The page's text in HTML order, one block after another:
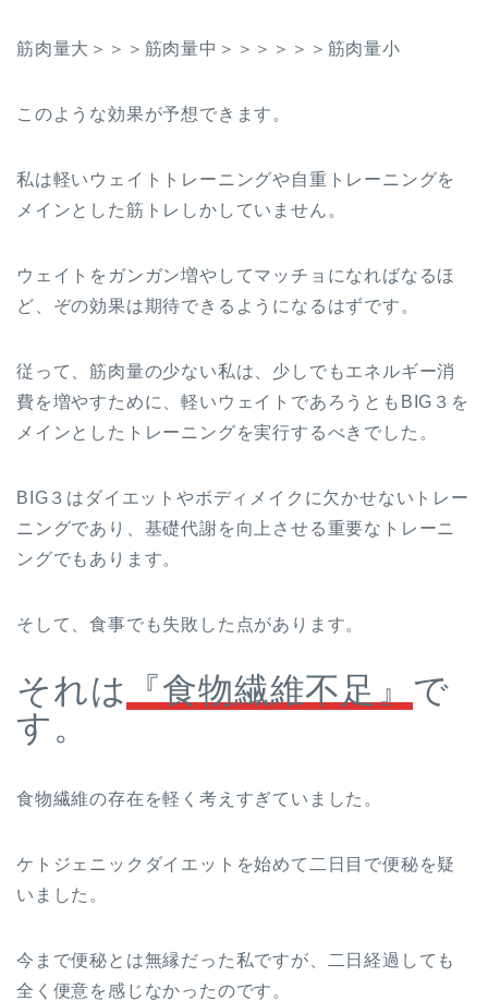
筋肉量大＞＞＞筋肉量中＞＞＞＞＞＞筋肉量小
このような効果が予想できます。
私は軽いウェイトトレーニングや自重トレーニングを
メインとした筋トレしかしていません。
ウェイトをガンガン増やしてマッチョになればなるほ
ど、ぞの効果は期待できるようになるはずです。
従って、筋肉量の少ない私は、少しでもエネルギー消
費を増やすために、軽いウェイトであろうともBIG３を
メインとしたトレーニングを実行するべきでした。
BIG３はダイエットやボディメイクに欠かせないトレー
ニングであり、基礎代謝を向上させる重要なトレーニ
ングでもあります。
そして、食事でも失敗した点があります。
それは 『食物繊維不足』 で
す。
食物繊維の存在を軽く考えすぎていました。
ケトジェニックダイエットを始めて二日目で便秘を疑
いました。
今まで便秘とは無縁だった私ですが、二日経過しても
全く便意を感じなかったのです。